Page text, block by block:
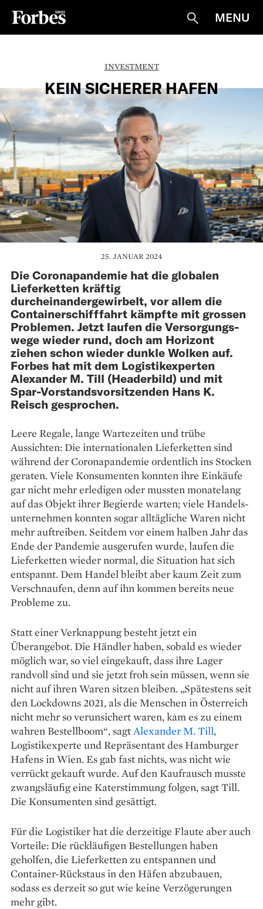
Suche
MENU
INVESTMENT
KEIN SICHERER HAFEN
25. JANUAR 2024
Die Coronapandemie hat die globalen
Lieferketten kräftig
durcheinandergewirbelt, vor allem die
Containerschifffahrt kämpfte mit grossen
Problemen. Jetzt laufen die Versorgungs­
wege wieder rund, doch am Horizont
ziehen schon wieder dunkle Wolken auf.
Forbes hat mit dem Logistikexperten
Alexander M. Till (Headerbild) und mit
Spar-Vorstandsvorsitzenden Hans K.
Reisch gesprochen.
Leere Regale, lange Wartezeiten und trübe
Aussichten: Die internationalen Lieferketten sind
während der Coronapandemie ordentlich ins Stocken
geraten. Viele Konsumenten konnten ihre Einkäufe
gar nicht mehr erledigen oder mussten monatelang
auf das Objekt ihrer Begierde warten; viele Handels­
unternehmen konnten sogar alltägliche Waren nicht
mehr auftreiben. Seitdem vor einem halben Jahr das
Ende der Pandemie ausgerufen wurde, laufen die
Lieferketten wieder normal, die Situation hat sich
entspannt. Dem Handel bleibt aber kaum Zeit zum
Verschnaufen, denn auf ihn kommen bereits neue
Probleme zu.
Statt einer Verknappung besteht jetzt ein
Überangebot. Die Händler haben, sobald es wieder
möglich war, so viel eingekauft, dass ihre Lager
randvoll sind und sie jetzt froh sein müssen, wenn sie
nicht auf ihren Waren sitzen bleiben. „Spätestens seit
den Lockdowns 2021, als die Menschen in Österreich
nicht mehr so verunsichert waren, kam es zu einem
wahren Bestellboom“, sagtAlexander M. Till,
Logistikexperte und Repräsentant des Hamburger
Hafens in Wien. Es gab fast nichts, was nicht wie
verrückt gekauft wurde. Auf den Kaufrausch musste
zwangsläufig eine Katerstimmung folgen, sagt Till.
Die Konsumenten sind ­gesättigt.
Für die Logistiker hat die der­zeitige Flaute aber auch
Vorteile: Die rückläufigen Bestellungen haben
geholfen, die Lieferketten zu entspannen und
Container-Rückstaus in den Häfen abzubauen,
sodass es derzeit so gut wie keine Verzögerungen
mehr gibt.